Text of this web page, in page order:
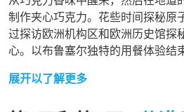
制作夹心巧克力。花些时间探秘原
过探访欧洲机构区和欧洲历史馆探
心。以布鲁塞尔独特的用餐体验结
展开以了解更多